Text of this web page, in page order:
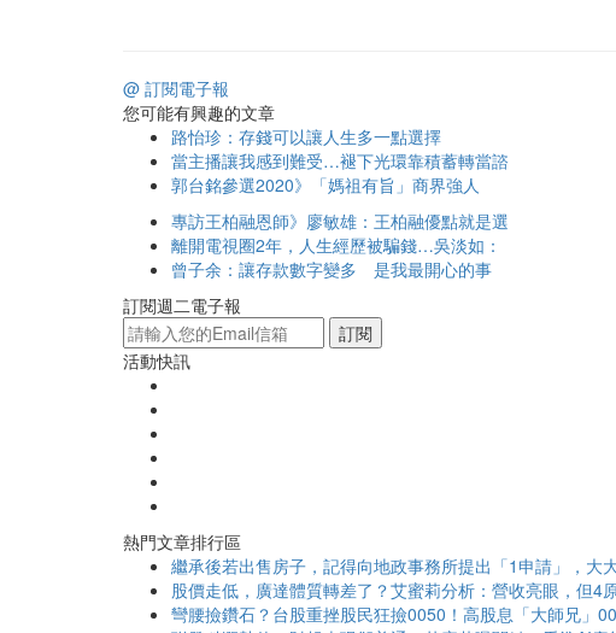
@ 訂閱電子報
您可能有興趣的文章
路怡珍：存錢可以讓人生多一點選擇
當主播讓我感到難受…褪下光環靠積蓄轉當諮
郭台銘參選2020》「媽祖有旨」商界強人
專訪王柏融恩師》廖敏雄：王柏融優點就是選
離開電視圈2年，人生經歷被騙錢…吳淡如：
曾子余：讓存款數字變多 是我最開心的事
訂閱週二電子報
訂閱
活動快訊
熱門文章排行區
繼承後若出售房子，記得向地政事務所提出「1申請」，大
股價走低，廣達體質轉差了？艾蜜莉分析：營收亮眼，但4
彎腰撿鑽石？台股重挫股民狂撿0050！高股息「大師兄」